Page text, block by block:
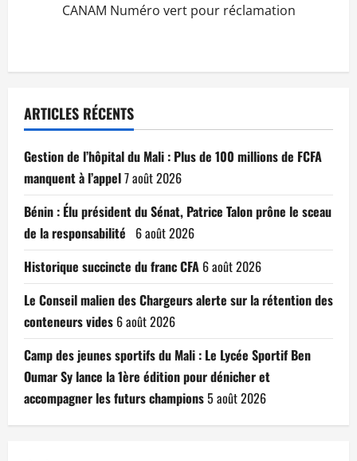
CANAM Numéro vert pour réclamation
ARTICLES RÉCENTS
Gestion de l’hôpital du Mali : Plus de 100 millions de FCFA
manquent à l’appel7 août 2026
Bénin : Élu président du Sénat, Patrice Talon prône le sceau
de la responsabilité 6 août 2026
Historique succincte du franc CFA 6 août 2026
Le Conseil malien des Chargeurs alerte sur la rétention des
conteneurs vides 6 août 2026
Camp des jeunes sportifs du Mali : Le Lycée Sportif Ben
Oumar Sy lance la 1ère édition pour dénicher et
accompagner les futurs champions5 août 2026